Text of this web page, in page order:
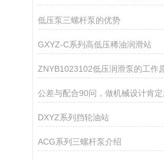
低压泵三螺杆泵的优势
GXYZ-C系列高低压稀油润滑站
DXYZ系列挡轮油站
ACG系列三螺杆泵介绍